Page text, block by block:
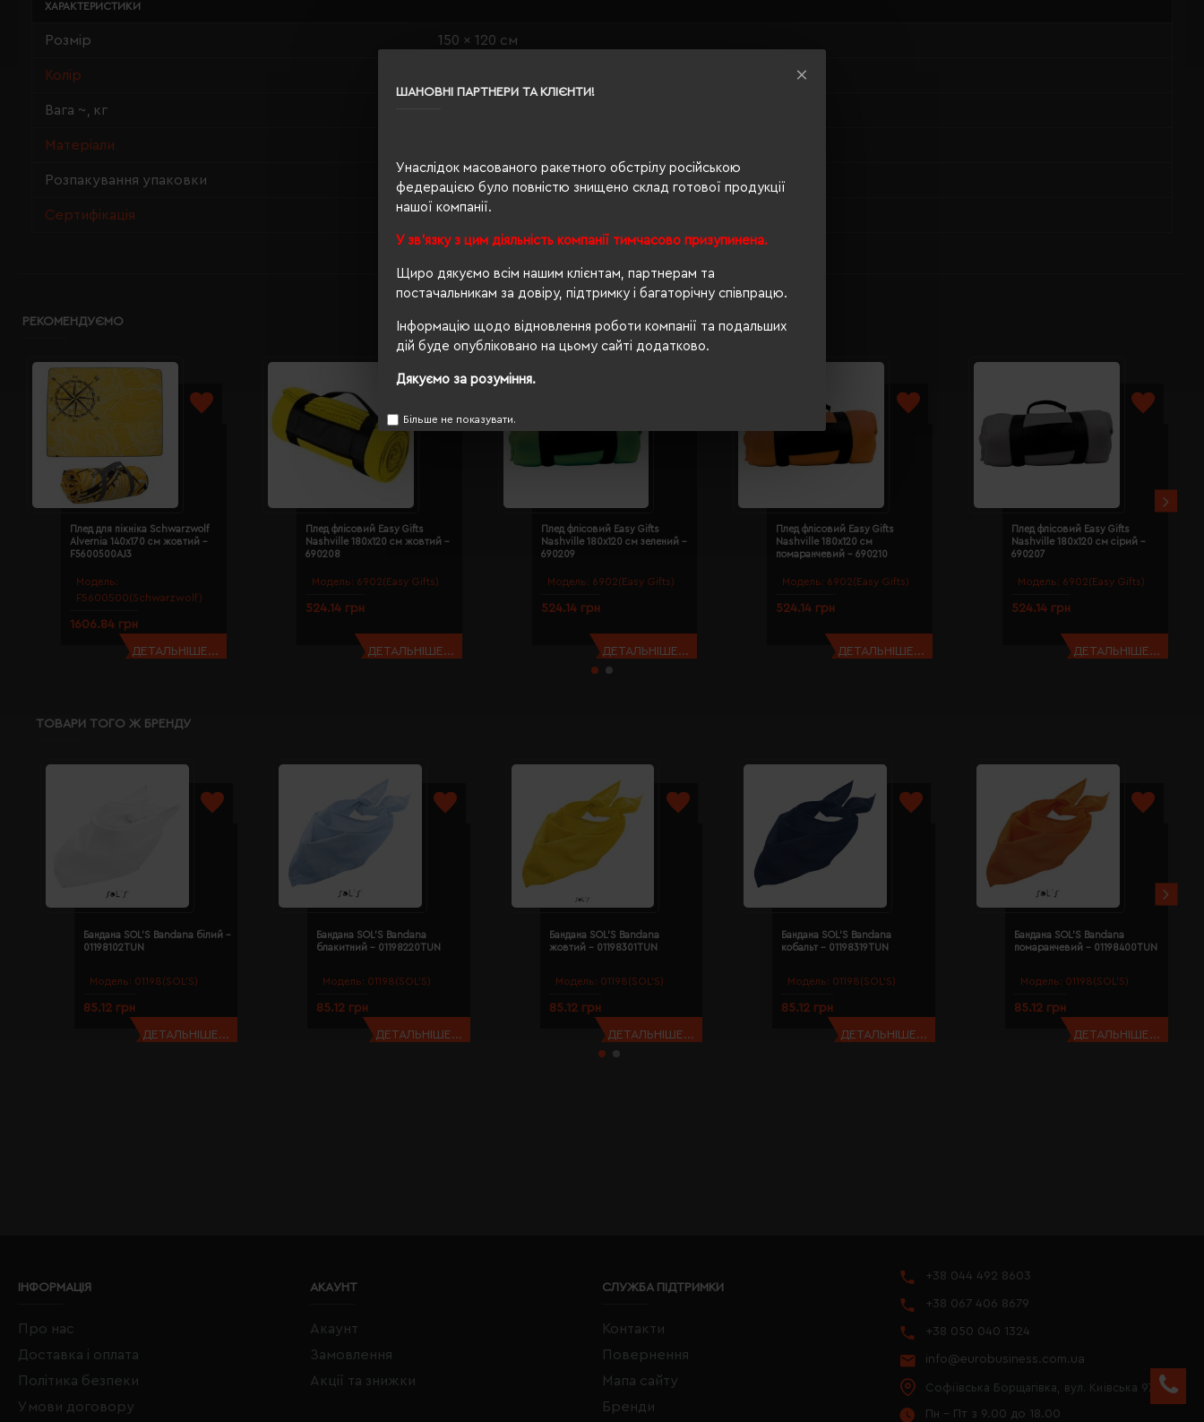
ШАНОВНІ ПАРТНЕРИ ТА КЛІЄНТИ!
Унаслідок масованого ракетного обстрілу російською
федерацією було повністю знищено склад готової продукції
нашої компанії.
У зв'язку з цим діяльність компанії тимчасово призупинена.
Щиро дякуємо всім нашим клієнтам, партнерам та
постачальникам за довіру, підтримку і багаторічну співпрацю.
Інформацію щодо відновлення роботи компанії та подальших
дій буде опубліковано на цьому сайті додатково.
Дякуємо за розуміння.
Більше не показувати.
ХАРАКТЕРИСТИКИ
Розмір 150 x 120 см
Колір
Вага ~, кг
Матеріали
Розпакування упаковки
Сертифікація OEKO-TEX® Standard 100, PETA-Approved Vegan
РЕКОМЕНДУЄМО
Модель:
F5600500(Schwarzwolf)
Плед для пікніка Schwarzwolf
Alvernia 140х170 см жовтий -
F5600500AJ3
1606.84 грн
ДЕТАЛЬНІШЕ...
Модель: 6902(Easy Gifts)
Плед флісовий Easy Gifts
Nashville 180х120 см жовтий -
690208
524.14 грн
ДЕТАЛЬНІШЕ...
Модель: 6902(Easy Gifts)
Плед флісовий Easy Gifts
Nashville 180х120 см зелений -
690209
524.14 грн
ДЕТАЛЬНІШЕ...
Модель: 6902(Easy Gifts)
Плед флісовий Easy Gifts
Nashville 180х120 см
помаранчевий - 690210
524.14 грн
ДЕТАЛЬНІШЕ...
Модель: 6902(Easy Gifts)
Плед флісовий Easy Gifts
Nashville 180х120 см сірий -
690207
524.14 грн
ДЕТАЛЬНІШЕ...
ТОВАРИ ТОГО Ж БРЕНДУ
Модель: 01198(SOL’S)
Бандана SOL'S Bandana білий -
01198102TUN
85.12 грн
ДЕТАЛЬНІШЕ...
Модель: 01198(SOL’S)
Бандана SOL'S Bandana
блакитний - 01198220TUN
85.12 грн
ДЕТАЛЬНІШЕ...
Модель: 01198(SOL’S)
Бандана SOL'S Bandana
жовтий - 01198301TUN
85.12 грн
ДЕТАЛЬНІШЕ...
Модель: 01198(SOL’S)
Бандана SOL'S Bandana
кобальт - 01198319TUN
85.12 грн
ДЕТАЛЬНІШЕ...
Модель: 01198(SOL’S)
Бандана SOL'S Bandana
помаранчевий - 01198400TUN
85.12 грн
ДЕТАЛЬНІШЕ...
ІНФОРМАЦІЯ
Про нас
Доставка і оплата
Політика безпеки
Умови договору
АКАУНТ
Акаунт
Замовлення
Акції та знижки
СЛУЖБА ПІДТРИМКИ
Контакти
Повернення
Мапа сайту
Бренди
+38 044 492 8603
+38 067 406 8679
+38 050 040 1324
info@eurobusiness.com.ua
Софіївська Борщагівка, вул. Київська 97
Пн - Пт з 9.00 до 18.00